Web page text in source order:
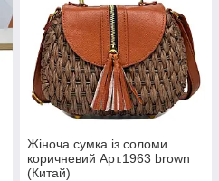
Жіноча сумка із соломи
коричневий Арт.1963 brown
(Китай)